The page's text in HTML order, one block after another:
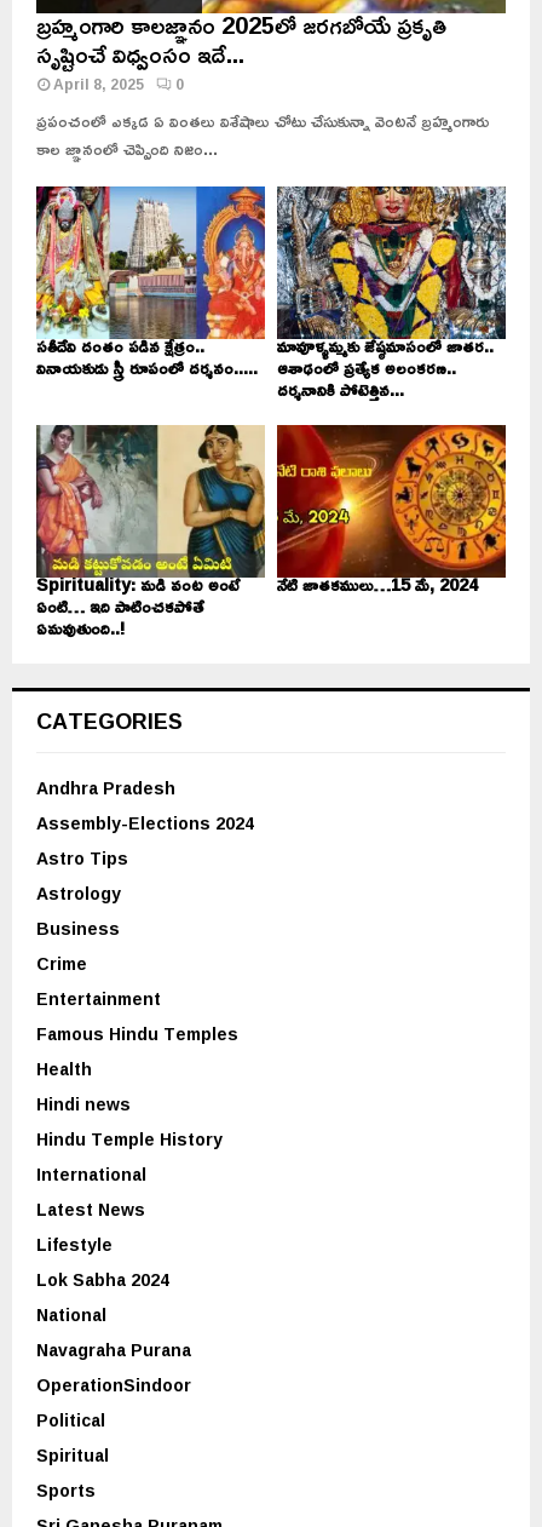
బ్రహ్మంగారి కాలజ్ఞానం 2025లో జరగబోయే ప్రకృతి
సృష్టించే విధ్వంసం ఇదే...
April 8, 2025 0
ప్రపంచంలో ఎక్కడ ఏ వింతలు విశేషాలు చోటు చేసుకున్నా వెంటనే బ్రహ్మంగారు
కాల జ్ఞానంలో చెప్పింది నిజం...
సతీదేవి దంతం పడిన క్షేత్రం..
వినాయకుడు స్త్రీ రూపంలో దర్శనం.....
మావూళ్ళమ్మకు జేష్ఠమాసంలో జాతర..
ఆశాఢంలో ప్రత్యేక అలంకరణ..
దర్శనానికి పోటెత్తిన...
Spirituality: మడి వంట అంటే
ఏంటి… ఇది పాటించకపోతే
ఏమవుతుంది..!
నేటి జాతకములు…15 మే, 2024
CATEGORIES
Andhra Pradesh
Assembly-Elections 2024
Astro Tips
Astrology
Business
Crime
Entertainment
Famous Hindu Temples
Health
Hindi news
Hindu Temple History
International
Latest News
Lifestyle
Lok Sabha 2024
National
Navagraha Purana
OperationSindoor
Political
Spiritual
Sports